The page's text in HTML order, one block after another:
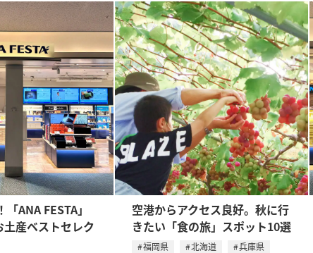
ANA FESTA」
産ベストセレク
空港からアクセス良好。秋に行
きたい「食の旅」スポット10選
福岡県 北海道
兵庫県